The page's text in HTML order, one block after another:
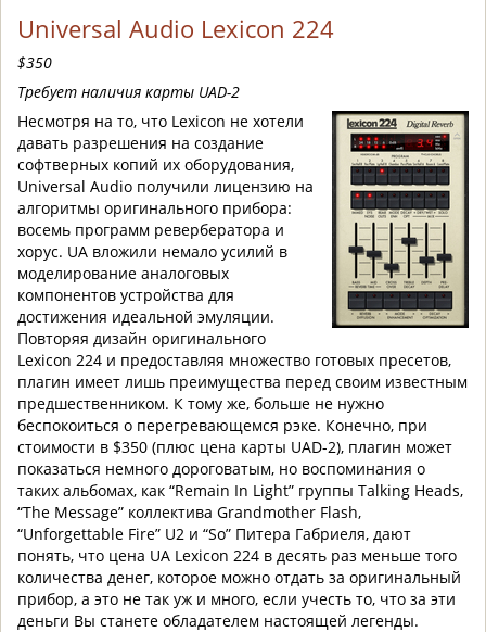
Universal Audio Lexicon 224
$350
Требует наличия карты UAD-2
Несмотря на то, что Lexicon не хотели
давать разрешения на создание
софтверных копий их оборудования,
Universal Audio получили лицензию на
алгоритмы оригинального прибора:
восемь программ ревербератора и
хорус. UA вложили немало усилий в
моделирование аналоговых
компонентов устройства для
достижения идеальной эмуляции.
Повторяя дизайн оригинального
Lexicon 224 и предоставляя множество готовых пресетов,
плагин имеет лишь преимущества перед своим известным
предшественником. К тому же, больше не нужно
беспокоиться о перегревающемся рэке. Конечно, при
стоимости в $350 (плюс цена карты UAD-2), плагин может
показаться немного дороговатым, но воспоминания о
таких альбомах, как “Remain In Light” группы Talking Heads,
“The Message” коллектива Grandmother Flash,
“Unforgettable Fire” U2 и “So” Питера Габриеля, дают
понять, что цена UA Lexicon 224 в десять раз меньше того
количества денег, которое можно отдать за оригинальный
прибор, а это не так уж и много, если учесть то, что за эти
деньги Вы станете обладателем настоящей легенды.